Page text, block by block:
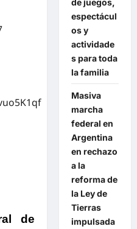
de
espectácul
os y
actividade
s para toda
la familia
Masiva
marcha
federal en
Argentina
en rechazo
a la
reforma de
la Ley de
Tierras
impulsada